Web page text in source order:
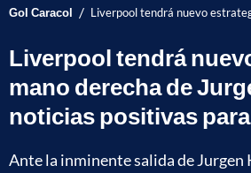
Gol Caracol / Liverpool tendrá nuevo
Liverpool tendrá
mano derecha de
noticias positivas
Ante la inminente salida de Jurgen